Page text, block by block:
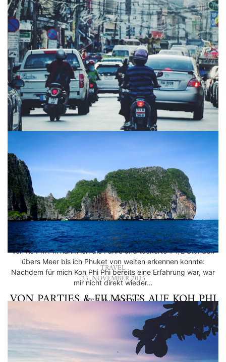
TRAVEL
26. NOVEMBER 2015
ALS PAUSCHALTOURIST IN PHUKET
UNTERWEGS
Von Ko Phi Phi nahm ich die Fähre und tuckerte 1 1/2 Stunden
übers Meer bis ich Phuket von weiten erkennen konnte:
Nachdem für mich Koh Phi Phi bereits eine Erfahrung war, war
mir nicht direkt wieder…
READ MORE
TRAVEL
23. NOVEMBER 2015
VON PARTIES & FILMSETS AUF KOH PHI
PHI
Wer kennt diesen brutalen Dramafilm aus dem Jahr 2000 nicht?
Leonardo DiCaprio erhält eine geheime Karte einer
sagenumwobenen Insel, doch als er dort ankommt beginnt das